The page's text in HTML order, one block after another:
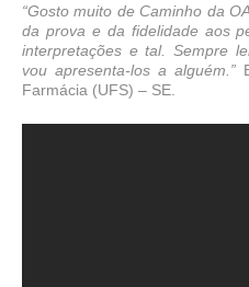
“Gosto muito de Caminho da
da prova e da fidelidade aos
interpretações e tal. Sempre
vou apresenta-los a alguém.”
Farmácia (UFS) – SE.